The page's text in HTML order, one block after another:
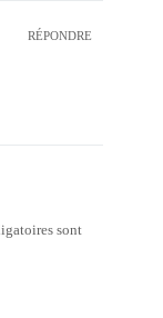
RÉPONDRE
sont